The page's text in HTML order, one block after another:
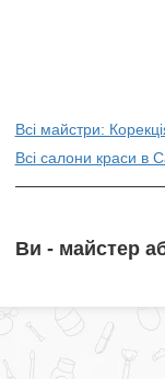
Всі майстри:
Всі салони краси в
Ви - майстер